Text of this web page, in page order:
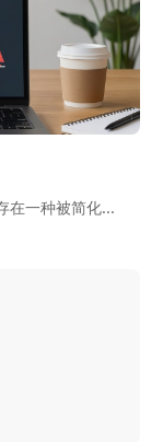
在一种被简化...